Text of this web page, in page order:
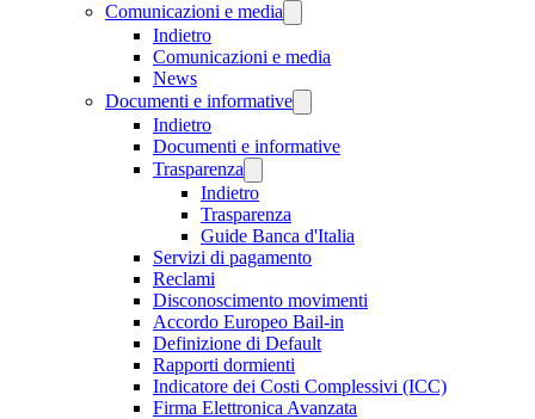
Comunicazioni e media
Indietro
Comunicazioni e media
News
Documenti e informative
Indietro
Documenti e informative
Trasparenza
Indietro
Trasparenza
Guide Banca d'Italia
Servizi di pagamento
Reclami
Disconoscimento movimenti
Accordo Europeo Bail-in
Definizione di Default
Rapporti dormienti
Indicatore dei Costi Complessivi (ICC)
Firma Elettronica Avanzata